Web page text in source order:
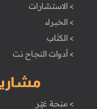
> الاستشارات
> الخبراء
> الكتَاب
> أدوات النجاح نت
> منحة غيّر